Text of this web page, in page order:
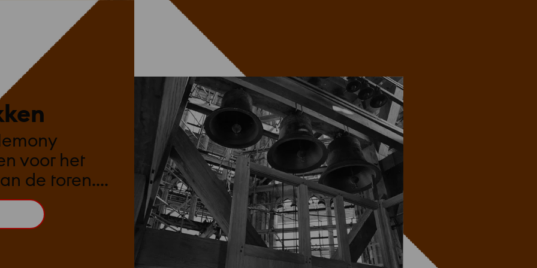
voor het
de toren.
13.545